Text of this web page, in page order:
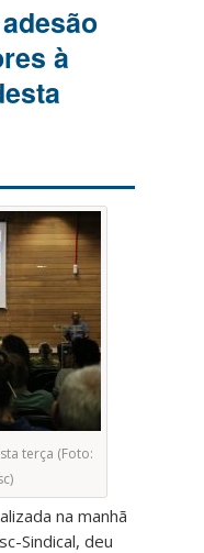
à
terça (Foto:
na manhã
Sindical, deu